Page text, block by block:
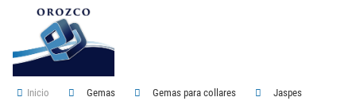
Inicio Gemas Gemas para collares Jaspes